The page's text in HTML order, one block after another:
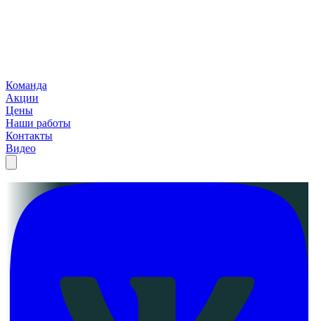
Команда
Акции
Цены
Наши работы
Контакты
Видео